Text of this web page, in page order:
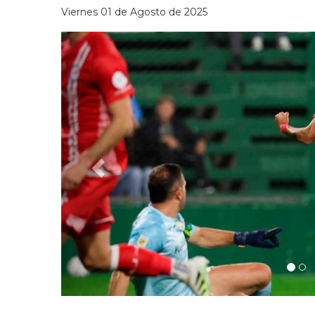
Viernes 01 de Agosto de 2025
Previous